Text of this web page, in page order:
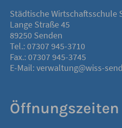
Städtische Wirtschaftsschule
Lange Straße 45
89250 Senden
Tel.: 07307 945-3710
Fax.: 07307 945-3745
E-Mail: verwaltung@wiss-
Öffnungszeiten